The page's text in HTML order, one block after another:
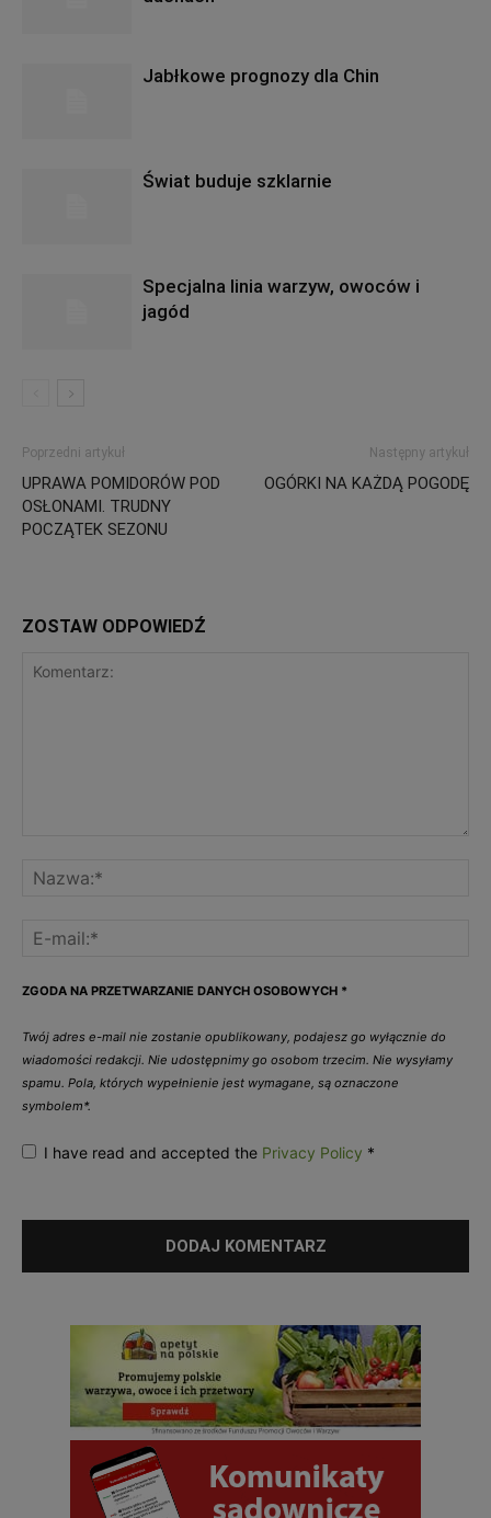
Jabłkowe prognozy dla Chin
Świat buduje szklarnie
Specjalna linia warzyw, owoców i
jagód
Poprzedni artykuł
UPRAWA POMIDORÓW POD
OSŁONAMI. TRUDNY
POCZĄTEK SEZONU
Następny artykuł
OGÓRKI NA KAŻDĄ POGODĘ
ZOSTAW ODPOWIEDŹ
ZGODA NA PRZETWARZANIE DANYCH OSOBOWYCH *
Twój adres e-mail nie zostanie opublikowany, podajesz go wyłącznie do
wiadomości redakcji. Nie udostępnimy go osobom trzecim. Nie wysyłamy
spamu. Pola, których wypełnienie jest wymagane, są oznaczone
symbolem*.
I have read and accepted the Privacy Policy *